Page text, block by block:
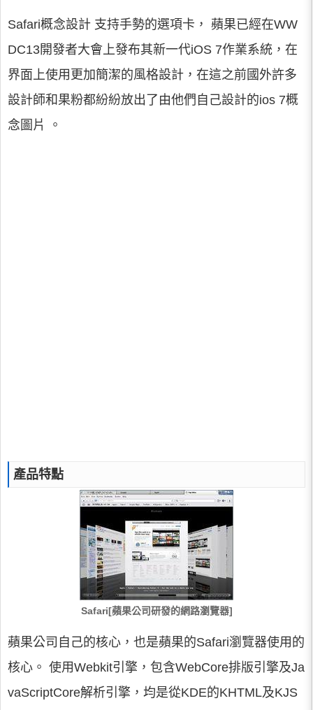
Safari概念設計 支持手勢的選項卡， 蘋果已經在WW
DC13開發者大會上發布其新一代iOS 7作業系統，在
界面上使用更加簡潔的風格設計，在這之前國外許多
設計師和果粉都紛紛放出了由他們自己設計的ios 7概
念圖片 。
產品特點
Safari[蘋果公司研發的網路瀏覽器]
蘋果公司自己的核心，也是蘋果的Safari瀏覽器使用的
核心。 使用Webkit引擎，包含WebCore排版引擎及Ja
vaScriptCore解析引擎，均是從KDE的KHTML及KJS